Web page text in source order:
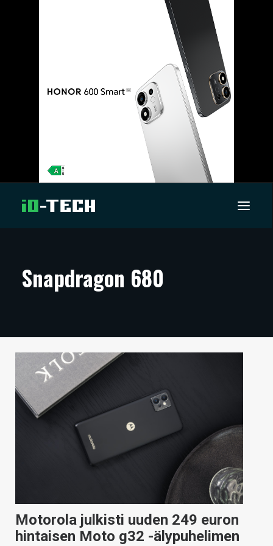
ARTIKKELIT
TECHBBS
HINTA.FI
KAUPPA
HAKU
Snapdragon 680
Motorola julkisti uuden 249 euron
hintaisen Moto g32 -älypuhelimen